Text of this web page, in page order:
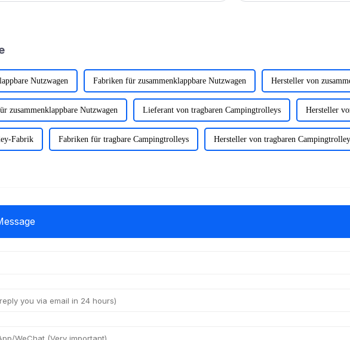
Nutzwagen Fabriken für zusammenklappbare Nutzwagen Hersteller von
zusammenklappbare Nutzwagen Lieferant von tragbaren Campingtrolleys Hersteller
Fabrik Fabriken für tragbare Campingtrolleys Hersteller von tragbaren